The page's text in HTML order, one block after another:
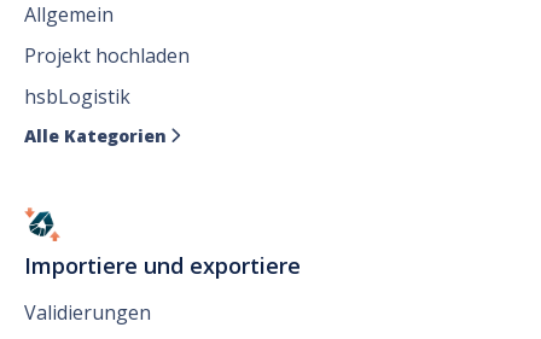
Allgemein
Projekt hochladen
hsbLogistik
Alle Kategorien 
Importiere und exportiere
Validierungen